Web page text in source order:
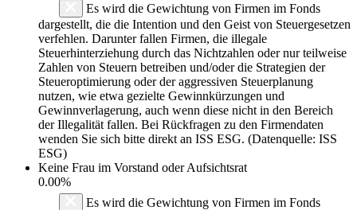
Es wird die Gewichtung von Firmen im Fonds
dargestellt, die die Intention und den Geist von Steuergesetzen
verfehlen. Darunter fallen Firmen, die illegale
Steuerhinterziehung durch das Nichtzahlen oder nur teilweise
Zahlen von Steuern betreiben und/oder die Strategien der
Steueroptimierung oder der aggressiven Steuerplanung
nutzen, wie etwa gezielte Gewinnkürzungen und
Gewinnverlagerung, auch wenn diese nicht in den Bereich
der Illegalität fallen. Bei Rückfragen zu den Firmendaten
wenden Sie sich bitte direkt an ISS ESG. (Datenquelle: ISS
ESG)
Keine Frau im Vorstand oder Aufsichtsrat
0.00%
Es wird die Gewichtung von Firmen im Fonds